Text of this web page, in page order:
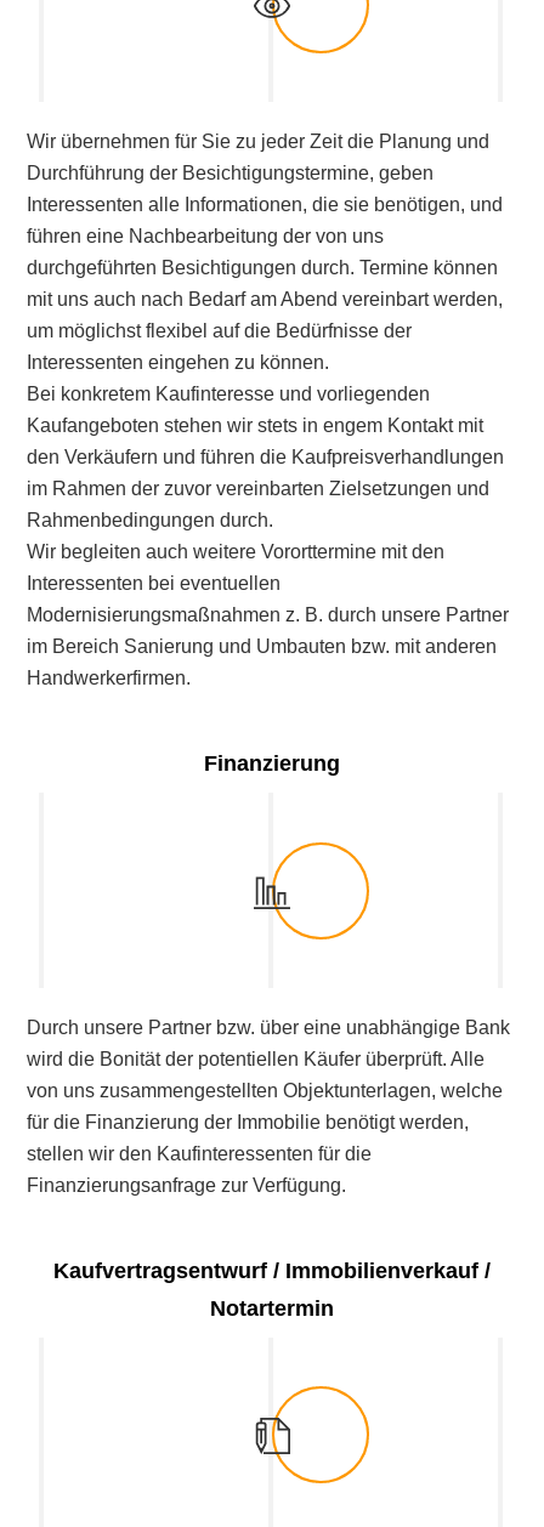
Wir übernehmen für Sie zu jeder Zeit die Planung und
Durchführung der Besichtigungstermine,geben
Interessenten alle Informationen, die sie benötigen, und
führen eine Nachbearbeitung der von uns
durchgeführten Besichtigungen durch. Termine können
mit uns auch nach Bedarf am Abend vereinbart werden,
um möglichst flexibel auf die Bedürfnisse der
Interessenten eingehen zu können.
Bei konkretem Kaufinteresse und vorliegenden
Kaufangeboten stehen wir stets in engem Kontakt mit
den Verkäufern und führen die Kaufpreisverhandlungen
im Rahmen der zuvor vereinbarten Zielsetzungen und
Rahmenbedingungen durch.
Wir begleiten auch weitere Vororttermine mit den
Interessenten bei eventuellen
Modernisierungsmaßnahmen z. B. durch unsere Partner
im Bereich Sanierung und Umbauten bzw. mit anderen
Handwerkerfirmen.
Finanzierung
Durch unsere Partner bzw. über eine unabhängige Bank
wird die Bonität der potentiellen Käufer überprüft. Alle
von uns zusammengestellten Objektunterlagen, welche
für die Finanzierung der Immobilie benötigt werden,
stellen wir den Kaufinteressenten für die
Finanzierungsanfrage zur Verfügung.
Kaufvertragsentwurf / Immobilienverkauf /
Notartermin